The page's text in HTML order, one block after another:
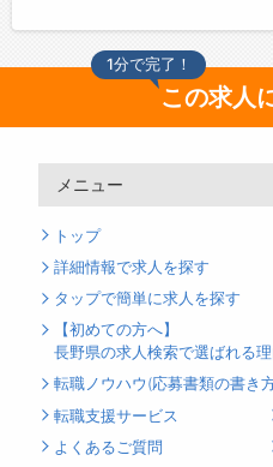
1分で完了！
この求人
メニュー
トップ
詳細情報で求人を探す
タップで簡単に求人を探す
【初めての方へ】
長野県の求人検索で選ばれる
転職ノウハウ(応募書類の書き
転職支援サービス
よくあるご質問